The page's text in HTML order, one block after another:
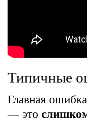
Типичные
Главная
— это